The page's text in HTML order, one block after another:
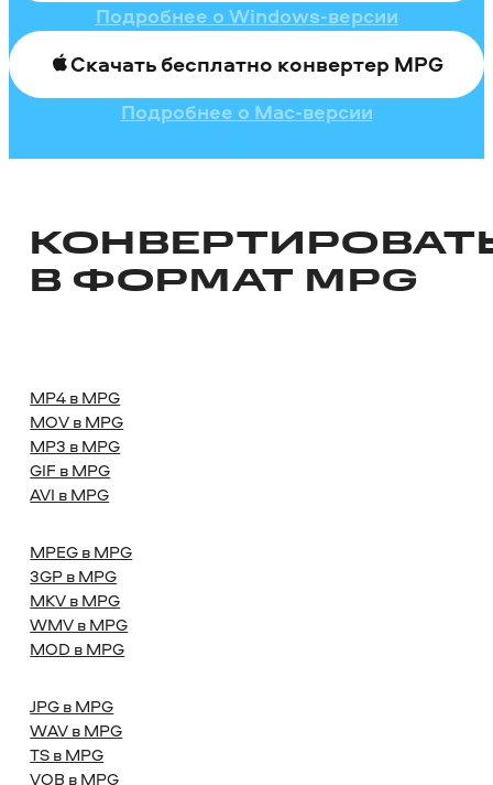
Подробнее о Windows-версии
Скачать бесплатно конвертер MPG
Подробнее о Mac-версии
В ФОРМАТ MPG
MP4 в MPG
MOV в MPG
MP3 в MPG
GIF в MPG
AVI в MPG
MPEG в MPG
3GP в MPG
MKV в MPG
WMV в MPG
MOD в MPG
JPG в MPG
WAV в MPG
TS в MPG
VOB в MPG